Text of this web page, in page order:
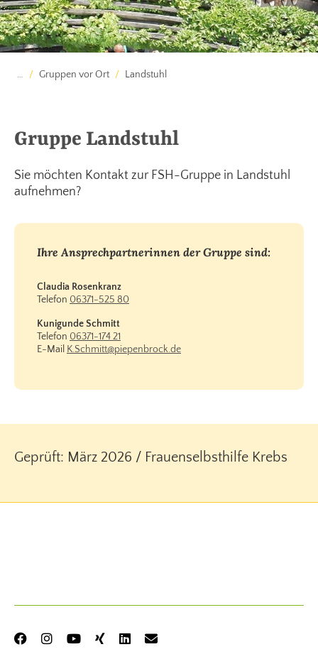
… Gruppen vor Ort Landstuhl
Gruppe Landstuhl
Sie möchten Kontakt zur FSH-Gruppe in Landstuhl
aufnehmen?
Ihre Ansprechpartnerinnen der Gruppe sind:
Claudia Rosenkranz
Telefon 06371-525 80
Kunigunde Schmitt
Telefon 06371-174 21
E-Mail K.Schmitt@piepenbrock.de
Geprüft: März 2026 / Frauenselbsthilfe Krebs